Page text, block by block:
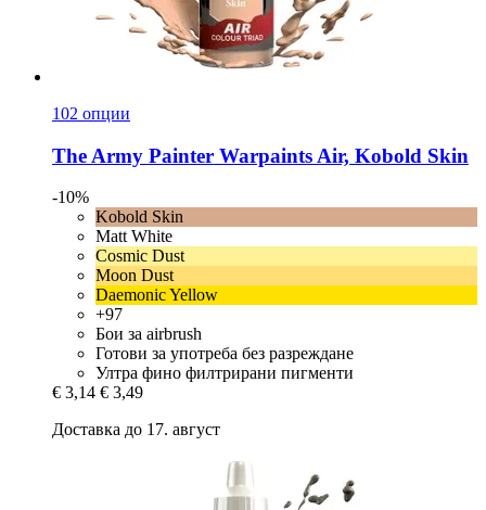
102 опции
The Army Painter Warpaints Air, Kobold Skin
-10%
Kobold Skin
Matt White
Cosmic Dust
Moon Dust
Daemonic Yellow
+97
Бои за airbrush
Готови за употреба без разреждане
Ултра фино филтрирани пигменти
€ 3,14 € 3,49
Доставка до 17. август